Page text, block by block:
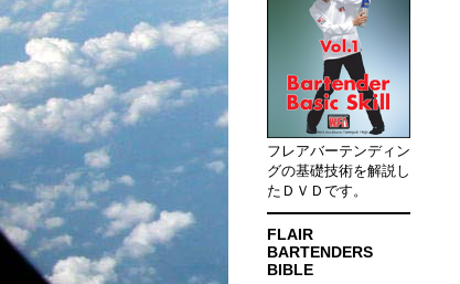
フレアバーテンディン
グの基礎技術を解説し
たＤＶＤです。
FLAIR
BARTENDERS
BIBLE